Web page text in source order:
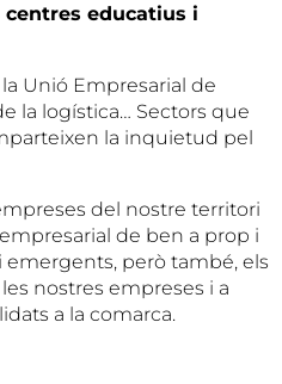
educatius i
Unió Empresarial de
la logística… Sectors que
la inquietud pel
del nostre territori
de ben a prop i
emergents, però també, els
nostres empreses i a
a la comarca.